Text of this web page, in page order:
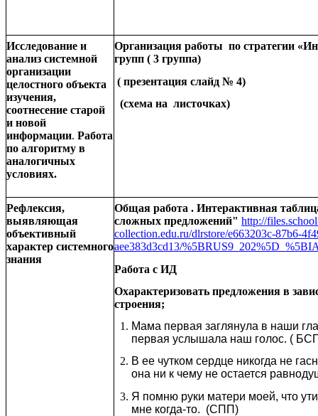
Исследование и
анализ системной
организации
целостного объекта
изучения,
соотнесение старой
и новой
информации. Работа
по алгоритму в
аналогичных
условиях.
Организация работы по стратегии
групп ( 3 группа)
( презентация слайд № 4)
(схема на листочках)
Рефлексия,
выявляющая
объективный
характер системного
знания
Общая работа . Интерактивная
сложных предложений" http://
collection.edu.ru/dlrstore/e663203c-87b6-
aee383d3cd13/
Работа с ИД
Охарактеризовать предложения в
строения;
Мама первая заглянула в наши
первая услышала наш голос. (
В ее чутком сердце никогда не
она ни к чему не остается
Я помню руки матери моей, что
мне когда-то. (СПП)